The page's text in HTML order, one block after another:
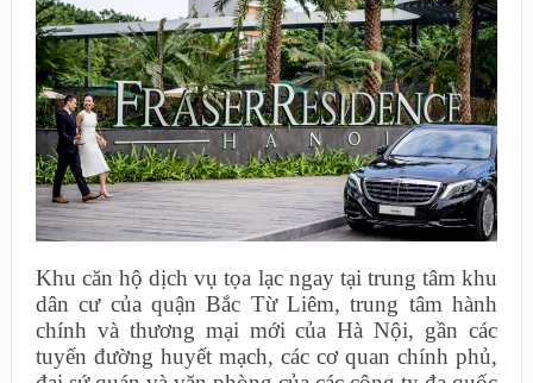
Khu căn hộ dịch vụ tọa lạc ngay tại trung tâm khu
dân cư của quận Bắc Từ Liêm, trung tâm hành
chính và thương mại mới của Hà Nội, gần các
tuyến đường huyết mạch, các cơ quan chính phủ,